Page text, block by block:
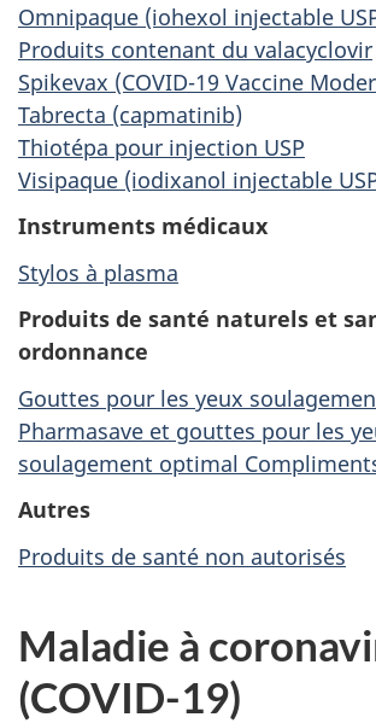
Omnipaque (iohexol injectable
Produits contenant du valacyclovir
Spikevax (COVID-19 Vaccine
Tabrecta (capmatinib)
Thiotépa pour injection USP
Visipaque (iodixanol injectable
Instruments médicaux
Stylos à plasma
Produits de santé naturels et
ordonnance
Gouttes pour les yeux
Pharmasave et gouttes pour les
soulagement optimal
Autres
Produits de santé non autorisés
Maladie à
(COVID-19)